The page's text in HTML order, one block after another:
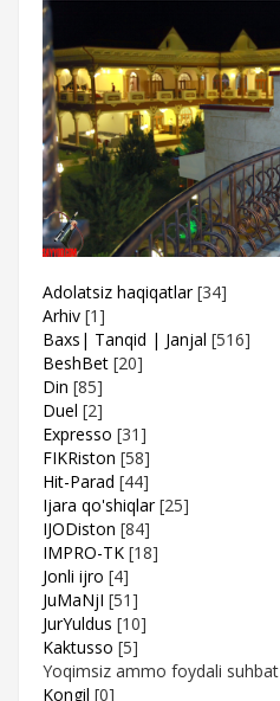
Adolatsiz haqiqatlar [34]
Arhiv [1]
Baxs| Tanqid | Janjal [516]
BeshBet [20]
Din [85]
Duel [2]
Expresso [31]
FIKRiston [58]
Hit-Parad [44]
Ijara qo'shiqlar [25]
IJODiston [84]
IMPRO-TK [18]
Jonli ijro [4]
JuMaNjI [51]
JurYuldus [10]
Kaktusso [5]
Yoqimsiz ammo foydali suhbat
Kongil [0]